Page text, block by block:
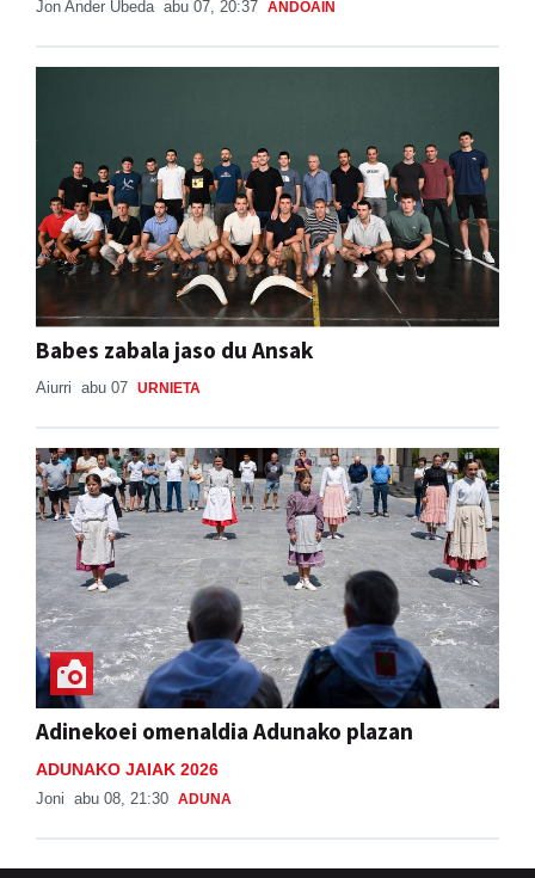
Jon Ander Ubeda abu 07, 20:37 ANDOAIN
Babes zabala jaso du Ansak
Aiurri abu 07 URNIETA
Adinekoei omenaldia Adunako plazan
ADUNAKO JAIAK 2026
Joni abu 08, 21:30 ADUNA